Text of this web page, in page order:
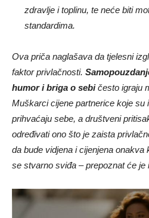
zdravlje i toplinu, te neće biti
standardima.
Ova priča naglašava da tjelesni
faktor privlačnosti.
humor i briga o sebičesto igraju
Muškarci cijene partnerice koje su
prihvaćaju sebe, a društveni
određivati ono što je zaista
da bude vidjena i cijenjena
se stvarno sviđa – prepoznat će je